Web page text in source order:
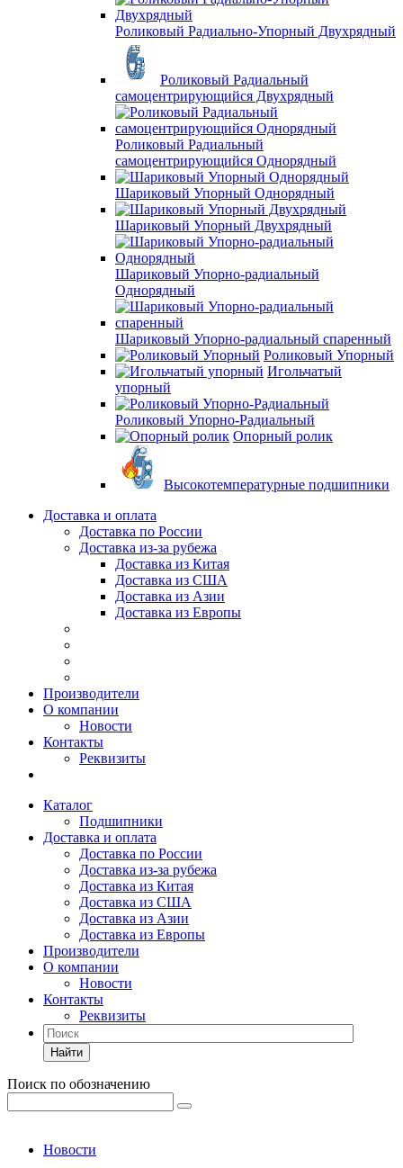
Роликовый Радиально-Упорный Двухрядный
Роликовый Радиальный
самоцентрирующийся Двухрядный
Роликовый Радиальный
самоцентрирующийся Однорядный
Шариковый Упорный Однорядный
Шариковый Упорный Двухрядный
Шариковый Упорно-радиальный
Однорядный
Шариковый Упорно-радиальный спаренный
Роликовый Упорный
Игольчатый
упорный
Роликовый Упорно-Радиальный
Опорный ролик
Высокотемпературные подшипники
Доставка и оплата
Доставка по России
Доставка из-за рубежа
Доставка из Китая
Доставка из США
Доставка из Азии
Доставка из Европы
Производители
О компании
Новости
Контакты
Реквизиты
Каталог
Подшипники
Доставка и оплата
Доставка по России
Доставка из-за рубежа
Доставка из Китая
Доставка из США
Доставка из Азии
Доставка из Европы
Производители
О компании
Новости
Контакты
Реквизиты
Найти
Поиск по обозначению
Новости